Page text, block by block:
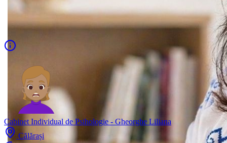
Cabinet Individual de Psihologie - Gheorghe Liliana
Călărași